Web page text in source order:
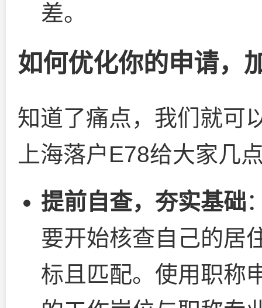
差。
如何优化你的申请，
知道了痛点，我们就可
上海落户E78给大家几
提前自查，夯实基础
要开始核查自己的居
标且匹配。使用职称